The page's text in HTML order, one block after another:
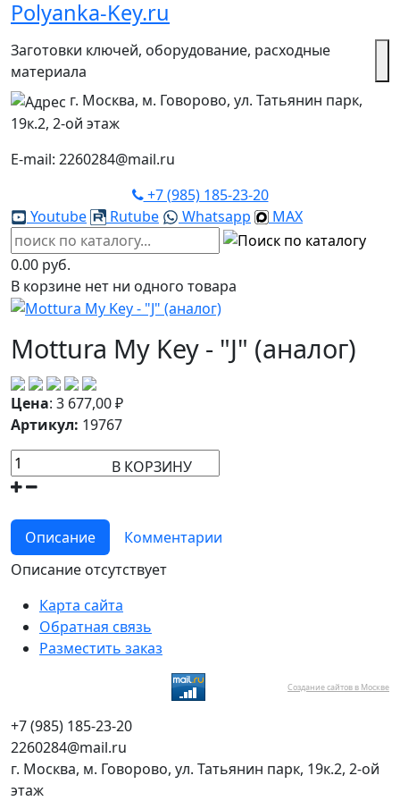
Polyanka-Key.ru
Заготовки ключей, оборудование, расходные
материала
г. Москва, м. Говорово, ул. Татьянин парк,
19к.2, 2-ой этаж
E-mail: 2260284@mail.ru
+7 (985) 185-23-20
Youtube
Rutube Whatsapp MAX
0.00 руб.
В корзине нет ни одного товара
Mottura My Key - "J" (аналог)
Цена: 3 677,00₽
Артикул: 19767
В КОРЗИНУ
Описание
Комментарии
Описание отсутствует
Карта сайта
Обратная связь
Разместить заказ
Создание сайтов в Москве
+7 (985) 185-23-20
2260284@mail.ru
г. Москва, м. Говорово, ул. Татьянин парк, 19к.2, 2-ой
этаж